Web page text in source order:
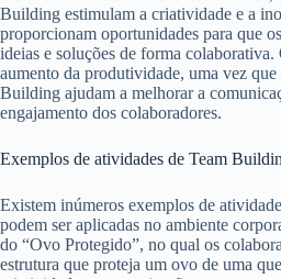
Building estimulam a criatividade e a
proporcionam oportunidades para que
ideias e soluções de forma
aumento da produtividade, uma vez que
Building ajudam a melhorar a
engajamento dos colaboradores.
Exemplos de atividades de Team
Existem inúmeros exemplos de
podem ser aplicadas no ambiente
do “Ovo Protegido”, no qual os
estrutura que proteja um ovo de uma